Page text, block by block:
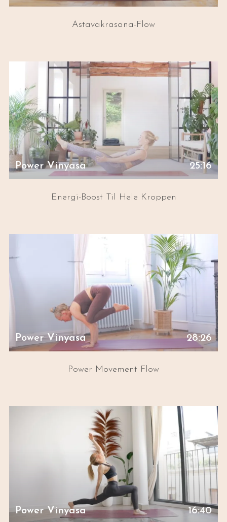
Astavakrasana-Flow
Power Vinyasa 25:16
Energi-Boost Til Hele Kroppen
Power Vinyasa 28:26
Power Movement Flow
Power Vinyasa 16:40